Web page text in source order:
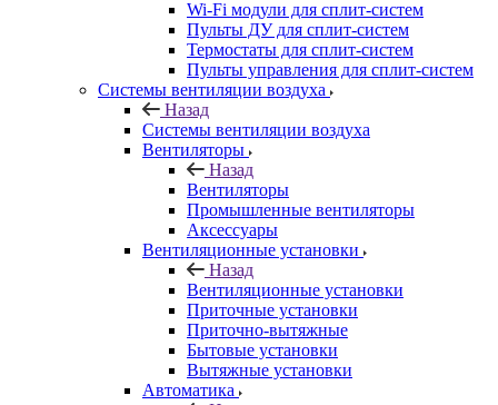
Wi-Fi модули для сплит-систем
Пульты ДУ для сплит-систем
Термостаты для сплит-систем
Пульты управления для сплит-систем
Системы вентиляции воздуха
Назад
Системы вентиляции воздуха
Вентиляторы
Назад
Вентиляторы
Промышленные вентиляторы
Аксессуары
Вентиляционные установки
Назад
Вентиляционные установки
Приточные установки
Приточно-вытяжные
Бытовые установки
Вытяжные установки
Автоматика